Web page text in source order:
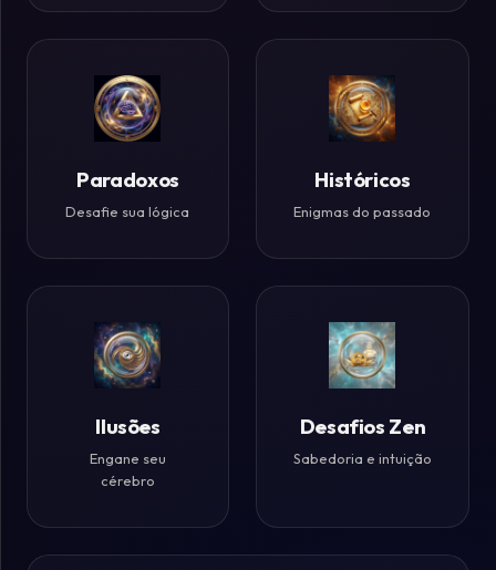
Paradoxos
Desafie sua lógica
Históricos
Enigmas do passado
Ilusões
Engane seu
cérebro
Desafios Zen
Sabedoria e intuição